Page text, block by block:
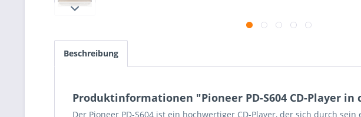
Beschreibung
Produktinformationen "Pioneer PD-S604 CD-Player in
Der Pioneer PD-S604 ist ein hochwertiger CD-Player, der sich durch